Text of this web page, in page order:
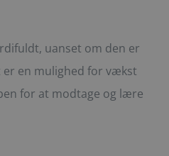
uanset om den er
er en mulighed for vækst
for at modtage og lære